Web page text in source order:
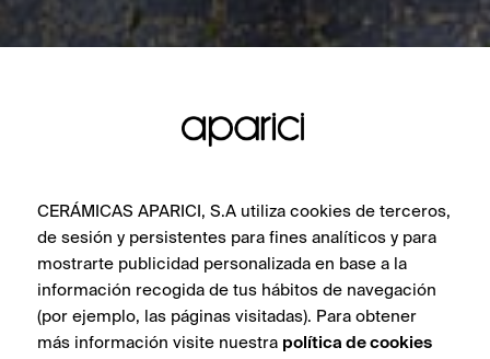
CERÁMICAS APARICI, S.A utiliza cookies de terceros,
de sesión y persistentes para fines analíticos y para
mostrarte publicidad personalizada en base a la
información recogida de tus hábitos de navegación
(por ejemplo, las páginas visitadas). Para obtener
más información visite nuestra política de cookies